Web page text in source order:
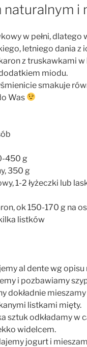
naturalnym i
w pełni, dlatego
letniego dania z
z truskawkami w
miodu.
smakuje
Was
450 g
350 g
1-2 łyżeczki lub
ok 150-170 g na
listków
al dente wg opisu
i pozbawiamy
dokładnie
listkami mięty.
sztuk odkładamy w
widelcem.
jogurt i